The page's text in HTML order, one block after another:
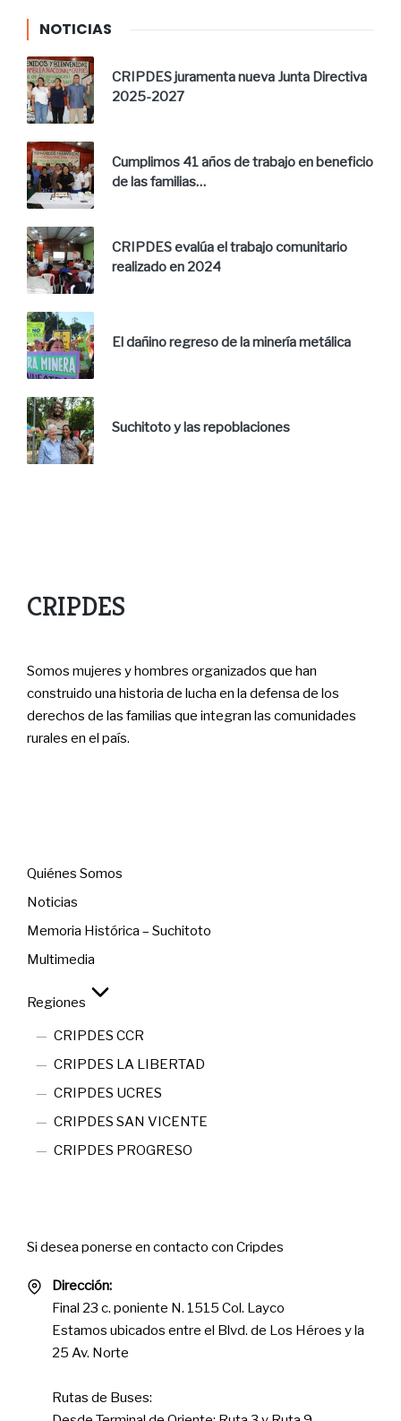
NOTICIAS
CRIPDES juramenta nueva Junta Directiva
2025-2027
Cumplimos 41 años de trabajo en beneficio
de las familias…
CRIPDES evalúa el trabajo comunitario
realizado en 2024
El dañino regreso de la minería metálica
Suchitoto y las repoblaciones
CRIPDES
Somos mujeres y hombres organizados que han
construido una historia de lucha en la defensa de los
derechos de las familias que integran las comunidades
rurales en el país.
Quiénes Somos
Noticias
Memoria Histórica – Suchitoto
Multimedia
Regiones
CRIPDES CCR
CRIPDES LA LIBERTAD
CRIPDES UCRES
CRIPDES SAN VICENTE
CRIPDES PROGRESO
Si desea ponerse en contacto con Cripdes
Dirección:
Final 23 c. poniente N. 1515 Col. Layco
Estamos ubicados entre el Blvd. de Los Héroes y la
25 Av. Norte
Rutas de Buses: